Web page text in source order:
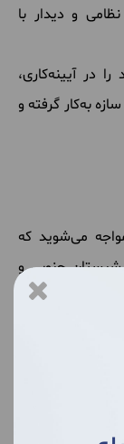
و دیدار با
در آیینه‌کاری،
به‌کار گرفته و
می‌شوید که
شبستان جنوبی و
دارند. از جمله
کتیبه‌های
زیبا و